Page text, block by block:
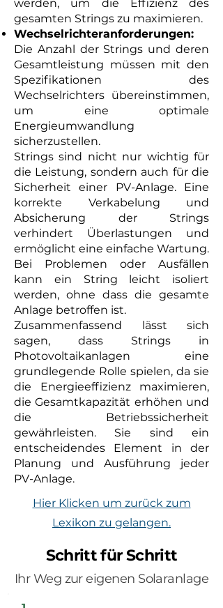
werden, um die Effizienz des
gesamten Strings zu maximieren.
Wechselrichteranforderungen:
Die Anzahl der Strings und deren
Gesamtleistung müssen mit den
Spezifikationen des
Wechselrichters übereinstimmen,
um eine optimale
Energieumwandlung
sicherzustellen.
Strings sind nicht nur wichtig für
die Leistung, sondern auch für die
Sicherheit einer PV-Anlage. Eine
korrekte Verkabelung und
Absicherung der Strings
verhindert Überlastungen und
ermöglicht eine einfache Wartung.
Bei Problemen oder Ausfällen
kann ein String leicht isoliert
werden, ohne dass die gesamte
Anlage betroffen ist.
Zusammenfassend lässt sich
sagen, dass Strings in
Photovoltaikanlagen eine
grundlegende Rolle spielen, da sie
die Energieeffizienz maximieren,
die Gesamtkapazität erhöhen und
die Betriebssicherheit
gewährleisten. Sie sind ein
entscheidendes Element in der
Planung und Ausführung jeder
PV-Anlage.
Hier Klicken um zurück zum
Lexikon zu gelangen.
Schritt für Schritt
Ihr Weg zur eigenen Solaranlage